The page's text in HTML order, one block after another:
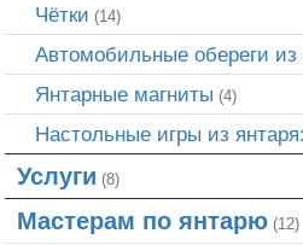
Чётки (14)
Автомобильные обереги из
Янтарные магниты (4)
Настольные игры из
Услуги (8)
Мастерам по янтарю (12)